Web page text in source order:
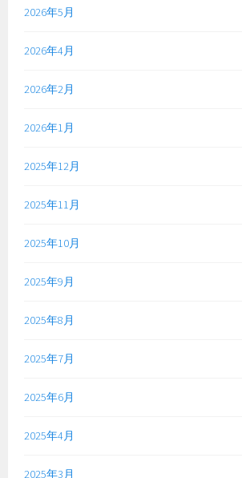
2026年5月
2026年4月
2026年2月
2026年1月
2025年12月
2025年11月
2025年10月
2025年9月
2025年8月
2025年7月
2025年6月
2025年4月
2025年3月